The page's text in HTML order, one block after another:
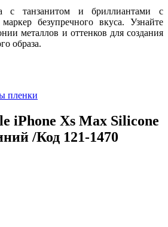
с танзанитом и бриллиантами с
безупречного вкуса. Узнайте
металлов и оттенков для создания
образа.
пленки
iPhone Xs Max Silicone
/Код 121-1470